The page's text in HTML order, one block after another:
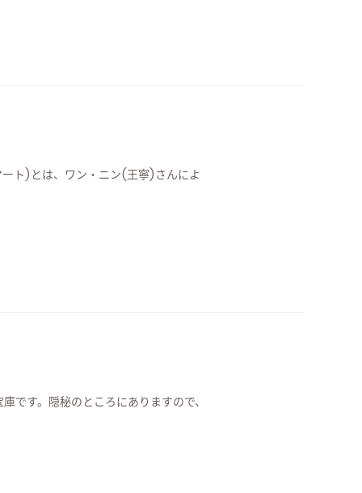
ト)とは、ワン・ニン(王寧)さんによ
です。隠秘のところにありますので、